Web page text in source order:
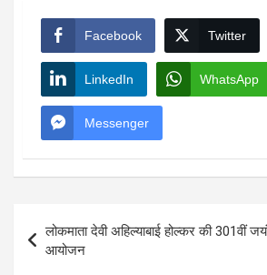
Facebook Twitter
LinkedIn WhatsApp
Messenger
Post
navigation
लोकमाता देवी अहिल्याबाई होल्कर की 301वीं
आयोजन